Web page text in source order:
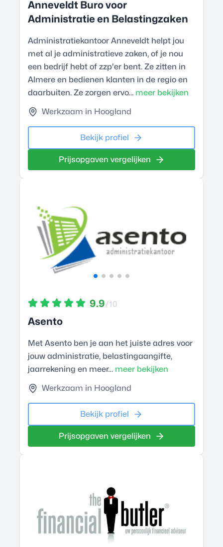
Anneveldt Buro voor
Administratie en Belastingzaken
Administratiekantoor Anneveldt helpt jou
met al je administratieve zaken, of je nou
een bedrijf hebt of zzp'er bent. Ze zitten in
Almere en bedienen klanten in de regio en
daarbuiten. Ze zorgen ervo... meer bekijken
Werkzaam in Hoogland
Bekijk profiel
Prijsopgaven vergelijken
9.9/10
Asento
Met Asento ben je aan het juiste adres voor
jouw administratie, belastingaangifte,
jaarrekening en meer… meer bekijken
Werkzaam in Hoogland
Bekijk profiel
Prijsopgaven vergelijken